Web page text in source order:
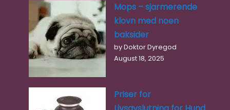
AniCura Harstad Dyreklinikk
AniCura Harstad har tatt hånd om syke dyr i
Harstadbotn siden 1984. Vår filosofi er å ha nok tid til…
08:00 – 15:30
Mops – sjarmerende
klovn med noen
baksider
by Doktor Dyregod
August 18, 2025
Priser for